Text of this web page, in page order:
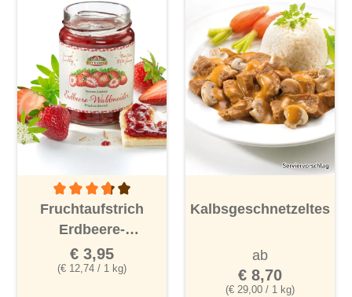
Durchschnittliche Bewertung von 3.8 von 5 Sternen
Fruchtaufstrich
Erdbeere-
Waldmeister
(€ 12,74 / 1 kg)
€ 3,95
Kalbsgeschnetzeltes
(€ 29,00 / 1 kg)
ab
€ 8,70